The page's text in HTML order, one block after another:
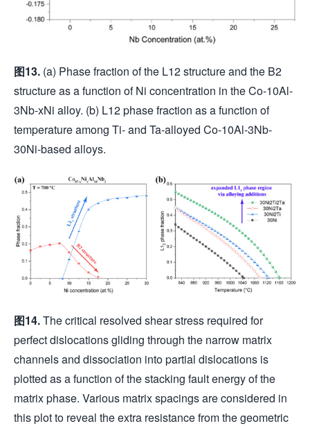
图13. (a) Phase fraction of the L12 structure and the B2
structure as a function of Ni concentration in the Co-10Al-
3Nb-xNi alloy. (b) L12 phase fraction as a function of
temperature among Ti- and Ta-alloyed Co-10Al-3Nb-
30Ni-based alloys.
图14.The critical resolved shear stress required for
perfect dislocations gliding through the narrow matrix
channels and dissociation into partial dislocations is
plotted as a function of the stacking fault energy of the
matrix phase. Various matrix spacings are considered in
this plot to reveal the extra resistance from the geometric